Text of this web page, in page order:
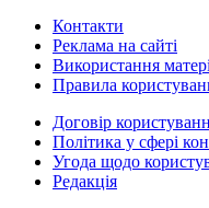
Контакти
Реклама на сайті
Використання
Правила
Договір
Політика у сфері
Угода щодо
Редакція